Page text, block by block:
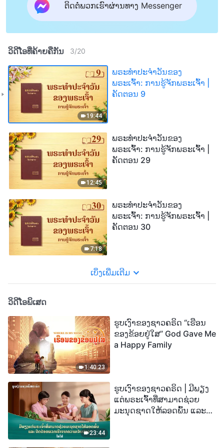
ຕິດຕໍ່ພວກເຮົາຜ່ານທາງ Messenger
ວິດີໂອທີ່ຄ້າຍຄືກັນ 3/20
19:44
ພຣະທຳປະຈຳວັນຂອງ
ພຣະເຈົ້າ: ການຮູ້ຈັກພຣະເຈົ້າ |
ຄັດຕອນ 9
12:45
ພຣະທຳປະຈຳວັນຂອງ
ພຣະເຈົ້າ: ການຮູ້ຈັກພຣະເຈົ້າ |
ຄັດຕອນ 29
7:18
ພຣະທຳປະຈຳວັນຂອງ
ພຣະເຈົ້າ: ການຮູ້ຈັກພຣະເຈົ້າ |
ຄັດຕອນ 30
ເບິ່ງເພີ່ມເຕີມ
ວິດີໂອພິເສດ
1:40:23
ຮູບເງົາຂອງຊາວຄຣິດ “ເຮືອນ
ຂອງຂ້ອຍຢູ່ໃສ” God Gave Me
a Happy Family
23:44
ຮູບເງົາຂອງຊາວຄຣິດ | ມີພຽງ
ແຕ່ພຣະເຈົ້າທີ່ສາມາດຊ່ວຍ
ມະນຸດຊາດໃຫ້ລອດພົ້ນ ແລະ